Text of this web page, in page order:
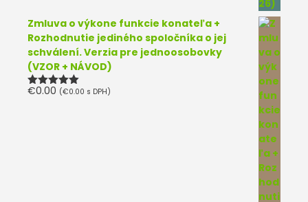
Zmluva o výkone funkcie konateľa +
Rozhodnutie jediného spoločníka o jej
schválení. Verzia pre jednoosobovky
(VZOR + NÁVOD)
Hodnotenie
€0.00 (€0.00 s DPH)